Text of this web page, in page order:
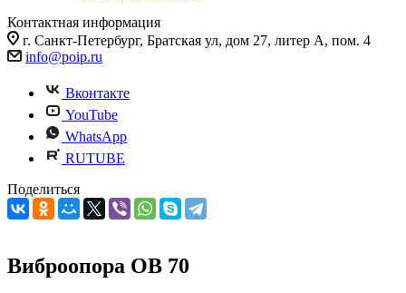
Контактная информация
г. Санкт-Петербург, Братская ул, дом 27, литер А, пом. 4
info@poip.ru
Вконтакте
YouTube
WhatsApp
RUTUBE
Поделиться
Виброопора ОВ 70